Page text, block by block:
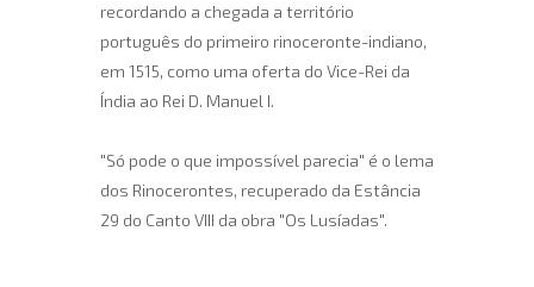
recordando a chegada a território
português do primeiro rinoceronte-indiano,
em 1515, como uma oferta do Vice-Rei da
Índia ao Rei D. Manuel I.
"Só pode o que impossível parecia" é o lema
dos Rinocerontes, recuperado da Estância
29 do Canto VIII da obra "Os Lusíadas".